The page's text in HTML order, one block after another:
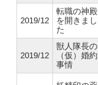
2019/12
転職の神殿
を開きまし
た
2019/12
獣人隊長の
（仮）婚約
事情